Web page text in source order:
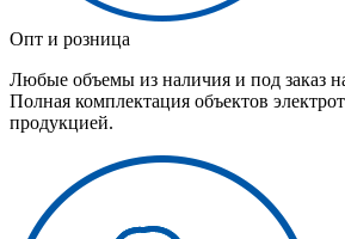
Опт и розница
Любые объемы из наличия и под заказ
Полная комплектация объектов
продукцией.